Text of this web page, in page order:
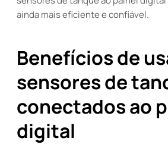
ainda mais eficiente e confiável.
Benefícios de
sensores de
conectados ao
digital